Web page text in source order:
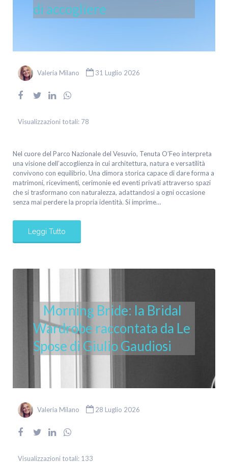
di accogliere
Valeria Milano 31 Luglio 2026
Visualizzazioni totali: 78
Nel cuore del Parco Nazionale del Vesuvio, Tenuta O’Feo interpreta
una visione dell’accoglienza in cui architettura, natura e versatilità
convivono con equilibrio. Una dimora storica capace di dare forma a
matrimoni, ricevimenti, cerimonie ed eventi privati attraverso spazi
che si trasformano con naturalezza, adattandosi a ogni occasione
senza mai perdere la propria identità. Si imprime…
Leggi Tutto
Morning Bride: la Bridal
Wardrobe raccontata da Le
Spose di Giulio Gaudiosi
Valeria Milano 28 Luglio 2026
Visualizzazioni totali: 133